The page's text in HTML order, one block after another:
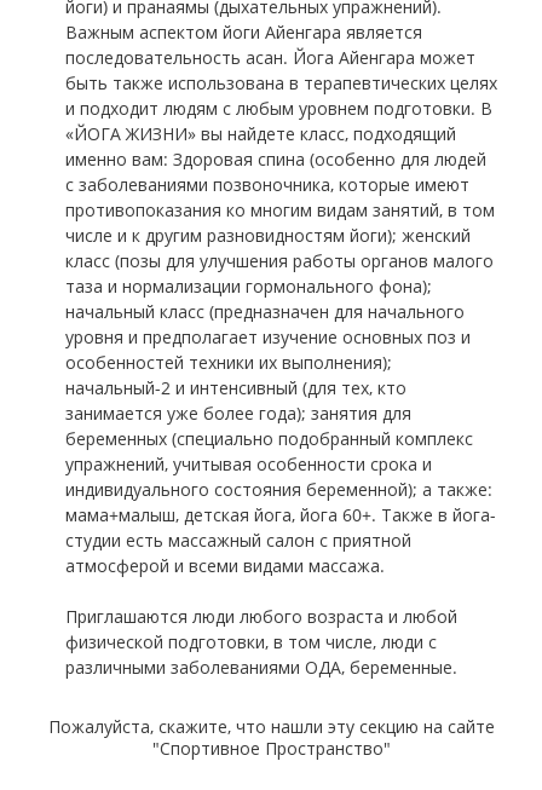
йоги) и пранаямы (дыхательных упражнений).
Важным аспектом йоги Айенгара является
последовательность асан. Йога Айенгара может
быть также использована в терапевтических целях
и подходит людям с любым уровнем подготовки. В
«ЙОГА ЖИЗНИ» вы найдете класс, подходящий
именно вам: Здоровая спина (особенно для людей
с заболеваниями позвоночника, которые имеют
противопоказания ко многим видам занятий, в том
числе и к другим разновидностям йоги); женский
класс (позы для улучшения работы органов малого
таза и нормализации гормонального фона);
начальный класс (предназначен для начального
уровня и предполагает изучение основных поз и
особенностей техники их выполнения);
начальный-2 и интенсивный (для тех, кто
занимается уже более года); занятия для
беременных (специально подобранный комплекс
упражнений, учитывая особенности срока и
индивидуального состояния беременной); а также:
мама+малыш, детская йога, йога 60+. Также в йога-
студии есть массажный салон с приятной
атмосферой и всеми видами массажа.
Приглашаются люди любого возраста и любой
физической подготовки, в том числе, люди с
различными заболеваниями ОДА, беременные.
Пожалуйста, скажите, что нашли эту секцию на сайте
"Спортивное Пространство"